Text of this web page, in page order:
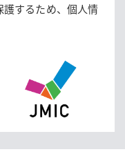
するため、 個人情